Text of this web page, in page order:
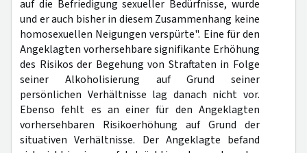
auf die Befriedigung sexueller Bedürfnisse, wurde
und er auch bisher in diesem Zusammenhang keine
homosexuellen Neigungen verspürte". Eine für den
Angeklagten vorhersehbare signifikante Erhöhung
des Risikos der Begehung von Straftaten in Folge
seiner Alkoholisierung auf Grund seiner
persönlichen Verhältnisse lag danach nicht vor.
Ebenso fehlt es an einer für den Angeklagten
vorhersehbaren Risikoerhöhung auf Grund der
situativen Verhältnisse. Der Angeklagte befand